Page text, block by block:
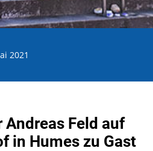
2021
Feld auf
in Humes zu Gast